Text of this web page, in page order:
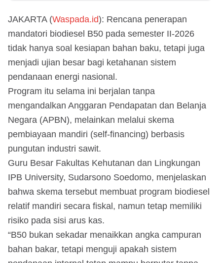
JAKARTA (Waspada.id): Rencana penerapan
mandatori biodiesel B50 pada semester II-2026
tidak hanya soal kesiapan bahan baku, tetapi juga
menjadi ujian besar bagi ketahanan sistem
pendanaan energi nasional.
Program itu selama ini berjalan tanpa
mengandalkan Anggaran Pendapatan dan Belanja
Negara (APBN), melainkan melalui skema
pembiayaan mandiri (self-financing) berbasis
pungutan industri sawit.
Guru Besar Fakultas Kehutanan dan Lingkungan
IPB University, Sudarsono Soedomo, menjelaskan
bahwa skema tersebut membuat program biodiesel
relatif mandiri secara fiskal, namun tetap memiliki
risiko pada sisi arus kas.
“B50 bukan sekadar menaikkan angka campuran
bahan bakar, tetapi menguji apakah sistem